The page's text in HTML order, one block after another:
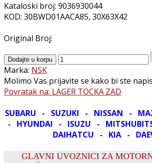
Kataloski broj: 9036930044
KOD: 30BWD01AACA85, 30X63X42
Original Broj:
Marka: NSK
Molimo Vas prijavite se kako bi ste
Povratak na: LAGER TOCKA ZAD
SUBARU - SUZUKI - NISSAN -
- HYUNDAI - ISUZU -
DAIHATCU - KIA -
GLAVNI UVOZNICI ZA